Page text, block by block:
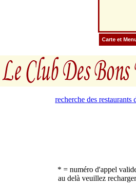
Carte et
recherche des restaurants
* = numéro d'appel
au delà veuillez